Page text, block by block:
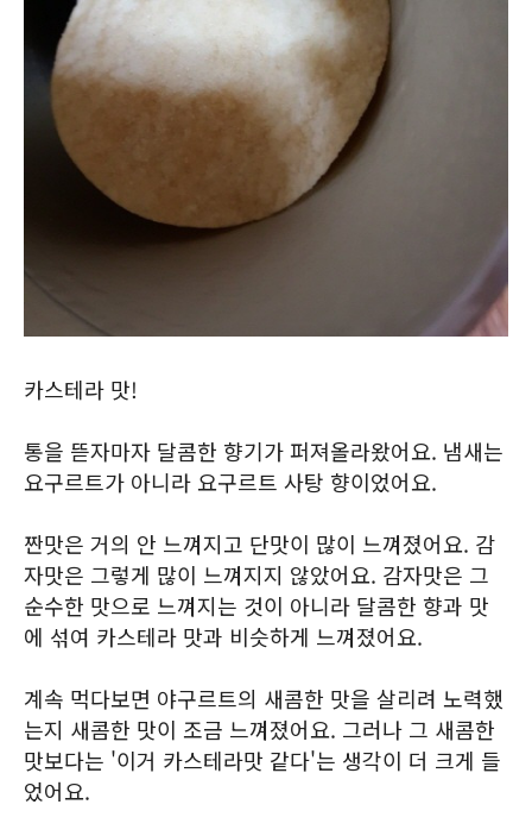
카스테라 맛!
통을 뜯자마자 달콤한 향기가 퍼져올라왔어요. 냄새는
요구르트가 아니라 요구르트 사탕 향이었어요.
짠맛은 거의 안 느껴지고 단맛이 많이 느껴졌어요. 감
자맛은 그렇게 많이 느껴지지 않았어요. 감자맛은 그
순수한 맛으로 느껴지는 것이 아니라 달콤한 향과 맛
에 섞여 카스테라 맛과 비슷하게 느껴졌어요.
계속 먹다보면 야구르트의 새콤한 맛을 살리려 노력했
는지 새콤한 맛이 조금 느껴졌어요. 그러나 그 새콤한
맛보다는 '이거 카스테라맛 같다'는 생각이 더 크게 들
었어요.